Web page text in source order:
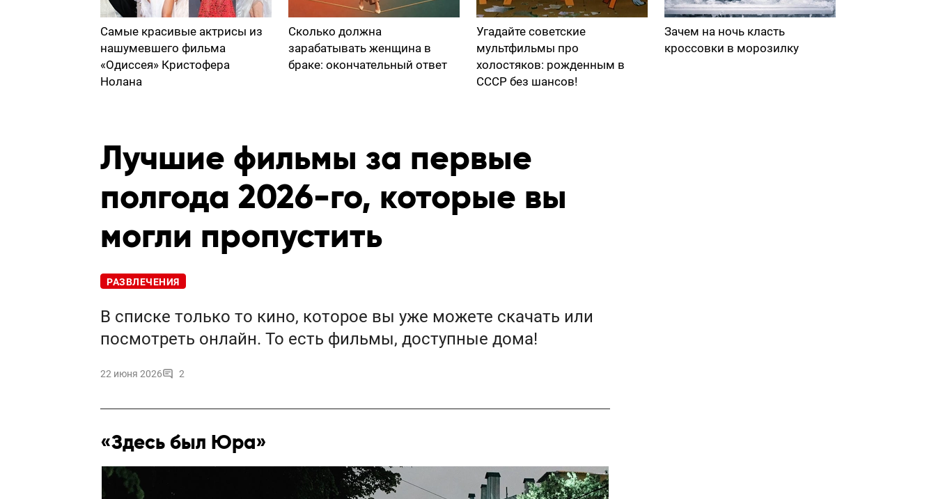
Самые красивые актрисы из
нашумевшего фильма
«Одиссея» Кристофера
Нолана
Сколько должна
зарабатывать женщина в
браке: окончательный ответ
Угадайте советские
мультфильмы про
холостяков: рожденным в
СССР без шансов!
Зачем на ночь класть
кроссовки в морозилку
Лучшие фильмы за первые
полгода 2026-го, которые вы
могли пропустить
РАЗВЛЕЧЕНИЯ
В списке только то кино, которое вы уже можете скачать или
посмотреть онлайн. То есть фильмы, доступные дома!
22 июня 2026 2
«Здесь был Юра»